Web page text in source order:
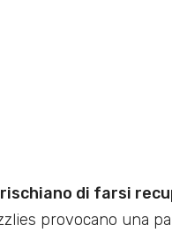
rischiano di farsi
provocano una